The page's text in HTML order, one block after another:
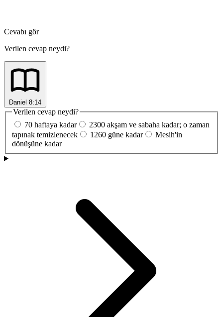
Cevabı gör
Verilen cevap neydi?
Daniel 8:14
Verilen cevap neydi?
70 haftaya kadar
2300 akşam ve sabaha kadar; o zaman
tapınak temizlenecek
1260 güne kadar
Mesih'in
dönüşüne kadar